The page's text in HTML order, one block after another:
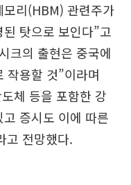
리(HBM) 관련주가
탓으로 보인다”고
크의 출현은 중국에
작용할 것”이라며
체 등을 포함한 강
증시도 이에 따른
고 전망했다.